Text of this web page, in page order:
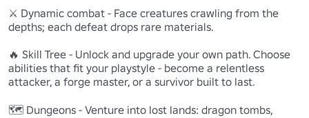
⚔️ Dynamic combat - Face creatures crawling from the
depths; each defeat drops rare materials.
🔥 Skill Tree - Unlock and upgrade your own path. Choose
abilities that fit your playstyle - become a relentless
attacker, a forge master, or a survivor built to last.
🗺️ Dungeons - Venture into lost lands: dragon tombs,